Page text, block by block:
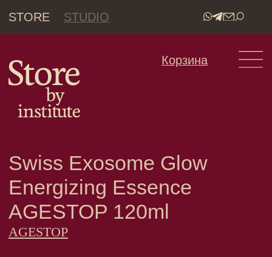
STORE STUDIO
•
Swiss Exosome Glow
AGESTOP 120ml
AGESTOP